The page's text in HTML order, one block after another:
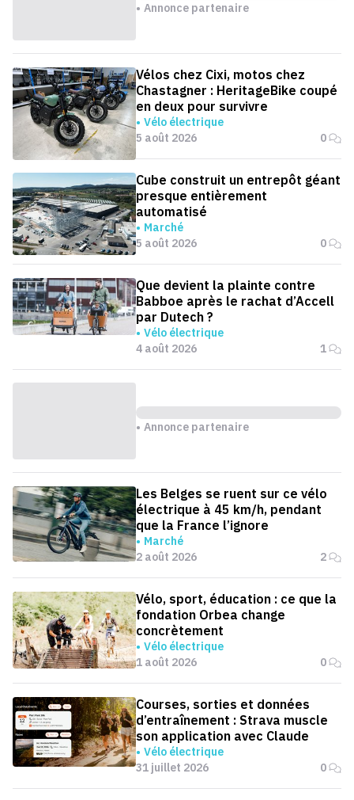
Annonce partenaire
Vélos chez Cixi, motos chez
Chastagner : HeritageBike coupé
en deux pour survivre
Vélo électrique
5 août 2026
0
Cube construit un entrepôt géant
presque entièrement
automatisé
Marché
5 août 2026
0
Que devient la plainte contre
Babboe après le rachat d’Accell
par Dutech ?
Vélo électrique
4 août 2026
1
Annonce partenaire
Les Belges se ruent sur ce vélo
électrique à 45 km/h, pendant
que la France l’ignore
Marché
2 août 2026
2
Vélo, sport, éducation : ce que la
fondation Orbea change
concrètement
Vélo électrique
1 août 2026
0
Courses, sorties et données
d’entraînement : Strava muscle
son application avec Claude
Vélo électrique
31 juillet 2026
0